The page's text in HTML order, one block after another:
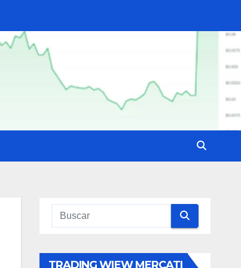
TRADING WIEW MERCATI